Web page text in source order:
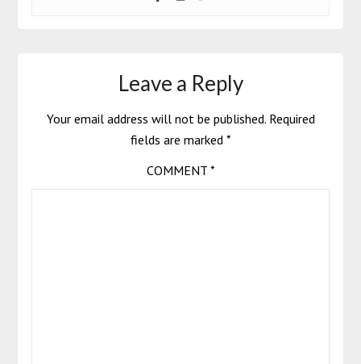
Leave a Reply
Your email address will not be published. Required
fields are marked *
COMMENT *